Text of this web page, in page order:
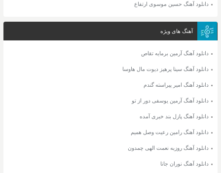
دانلود آهنگ حسین موسوی ارتفاع
آهنگ های ویژه
دانلود آهنگ آرمین برمایه تقاص
دانلود آهنگ سینا پرهیز دیوت مال هاوسا
دانلود آهنگ امیر پیراسته گندم
دانلود آهنگ آرمین یوسفی دور از تو
دانلود آهنگ پازل بند خبری آمده
دانلود آهنگ رامین رعیت وصل همیم
دانلود آهنگ روزبه نعمت الهی چمدون
دانلود آهنگ نوران جانا